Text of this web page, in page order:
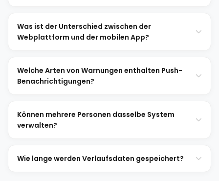
Was ist der Unterschied zwischen der
Webplattform und der mobilen App?
Welche Arten von Warnungen enthalten Push-
Benachrichtigungen?
Können mehrere Personen dasselbe System
verwalten?
Wie lange werden Verlaufsdaten gespeichert?